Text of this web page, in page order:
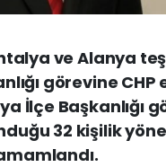
ve Alanya
görevine
İlçe Başkanlığı
32 kişilik